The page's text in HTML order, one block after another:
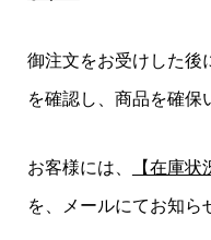
御注文をお受けした後
を確認し、商品を確保
お客様には、 【在庫状
を、メールにてお知ら